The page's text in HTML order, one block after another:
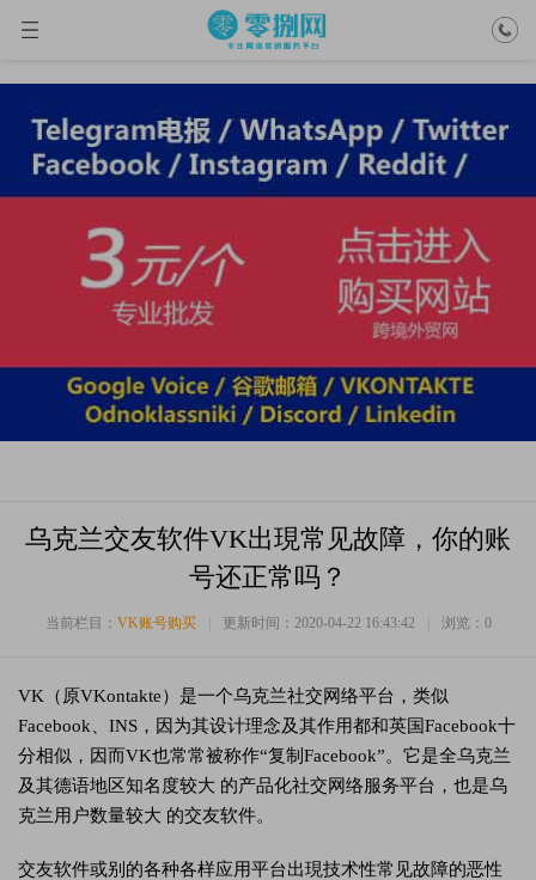
乌克兰交友软件VK出現常见故障，你的账
号还正常吗？
当前栏目： VK账号购买 更新时间：2020-04-22 16:43:42 浏览： 0
VK（原VKontakte）是一个乌克兰社交网络平台，类似
Facebook、INS，因为其设计理念及其作用都和英国Facebook十
分相似，因而VK也常常被称作“复制Facebook”。它是全乌克兰
及其德语地区知名度较大 的产品化社交网络服务平台，也是乌
克兰用户数量较大 的交友软件。
交友软件或别的各种各样应用平台出現技术性常见故障的恶性